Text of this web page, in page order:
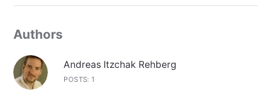
Authors
Andreas Itzchak Rehberg
POSTS: 1